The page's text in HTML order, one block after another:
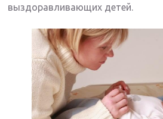
выздоравливающих детей.